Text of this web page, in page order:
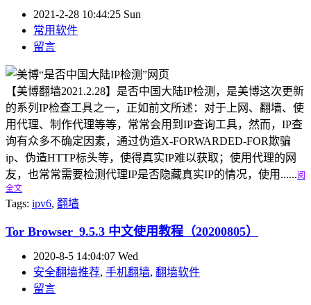
2021-2-28 10:44:25 Sun
常用软件
留言
【美博翻墙2021.2.28】是否中国大陆IP检测，是美博这次更新
的系列IP检查工具之一，正如前文所述：对于上网、翻墙、使
用代理、制作代理等等，常常会用到IP查询工具，然而，IP查
询有众多不确定因素，通过伪造X-FORWARDED-FOR欺骗
ip、伪造HTTP标头等，使得真实IP难以获取；使用代理的网
友，也常常需要检测代理IP是否隐藏真实IP的情况，使用......阅
全文
Tags: ipv6, 翻墙
Tor Browser_9.5.3 中文使用教程（20200805）
2020-8-5 14:04:07 Wed
安全翻墙推荐, 手机翻墙, 翻墙软件
留言